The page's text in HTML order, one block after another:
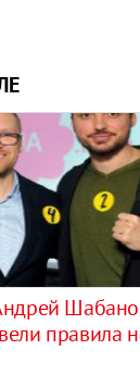
правила